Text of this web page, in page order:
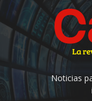
Noticias